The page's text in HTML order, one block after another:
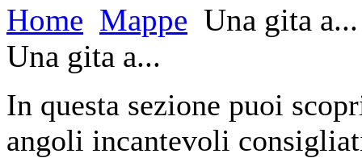
Home Mappe Una gita a...
Una gita a...
In questa sezione puoi
angoli incantevoli